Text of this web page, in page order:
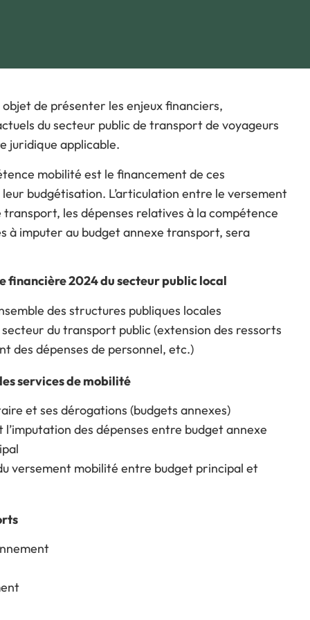
de présenter les enjeux financiers,
du secteur public de transport de voyageurs
juridique applicable.
mobilité est le financement de ces
budgétisation. L’articulation entre le versement
les dépenses relatives à la compétence
à imputer au budget annexe transport, sera
financière 2024 du secteur public local
des structures publiques locales
du transport public (extension des ressorts
des dépenses de personnel, etc.)
services de mobilité
et ses dérogations (budgets annexes)
l’imputation des dépenses entre budget annexe
versement mobilité entre budget principal et